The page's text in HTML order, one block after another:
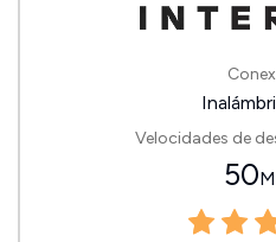
Velocidades de
50